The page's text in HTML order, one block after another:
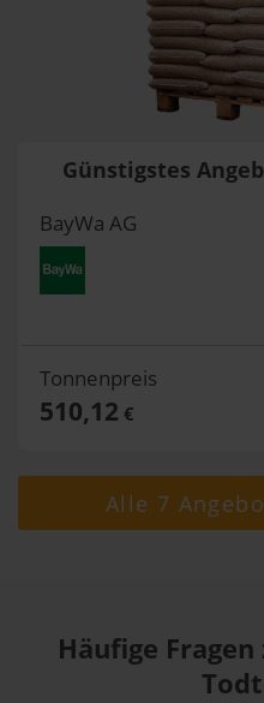
Günstigstes
BayWa AG
Tonnenpreis
510,12 €
Alle 7
Häufige